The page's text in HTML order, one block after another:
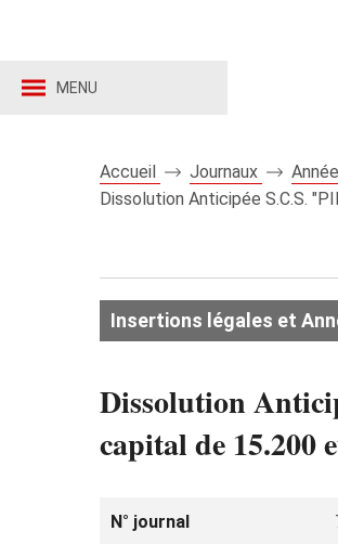
MENU
Accueil Journaux
Dissolution Anticipée S.C.S.
Insertions légales et
Dissolution
capital de 15.200
N° journal